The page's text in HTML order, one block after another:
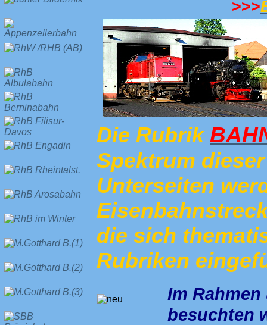
>>>
Die Rubrik
Spektrum
Unterseiten
die sich
Rubriken
Im
besuchten